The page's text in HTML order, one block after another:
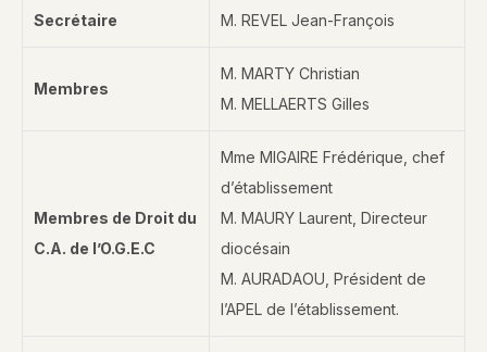
Secrétaire M. REVEL Jean-François
Membres
M. MARTY Christian
M. MELLAERTS Gilles
Membres de Droit du
C.A. de l’O.G.E.C
Mme MIGAIRE Frédérique, chef
d’établissement
M. MAURY Laurent, Directeur
diocésain
M. AURADAOU, Président de
l’APEL de l’établissement.